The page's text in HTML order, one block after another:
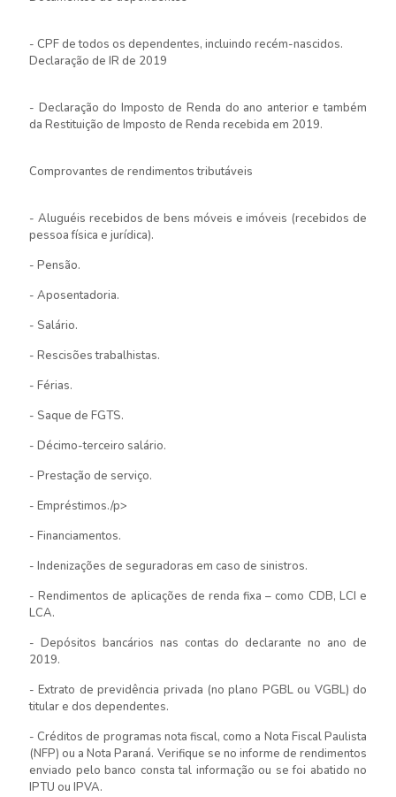
- CPF de todos os dependentes, incluindo recém-nascidos.
Declaração de IR de 2019
- Declaração do Imposto de Renda do ano anterior e também
da Restituição de Imposto de Renda recebida em 2019.
Comprovantes de rendimentos tributáveis
- Aluguéis recebidos de bens móveis e imóveis (recebidos de
pessoa física e jurídica).
- Pensão.
- Aposentadoria.
- Salário.
- Rescisões trabalhistas.
- Férias.
- Saque de FGTS.
- Décimo-terceiro salário.
- Prestação de serviço.
- Empréstimos./p>
- Financiamentos.
- Indenizações de seguradoras em caso de sinistros.
- Rendimentos de aplicações de renda fixa – como CDB, LCI e
LCA.
- Depósitos bancários nas contas do declarante no ano de
2019.
- Extrato de previdência privada (no plano PGBL ou VGBL) do
titular e dos dependentes.
- Créditos de programas nota fiscal, como a Nota Fiscal Paulista
(NFP) ou a Nota Paraná. Verifique se no informe de rendimentos
enviado pelo banco consta tal informação ou se foi abatido no
IPTU ou IPVA.